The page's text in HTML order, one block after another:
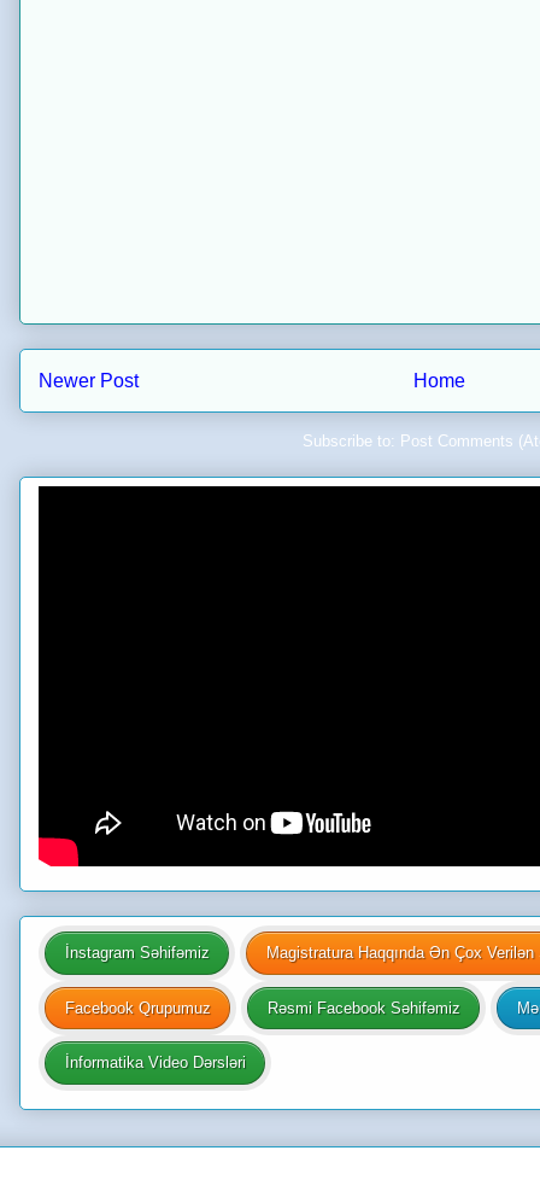
Newer Post Home
Subscribe to: Post Comments
İnstagram Səhifəmiz Magistratura Haqqında Ən Çox Verilən
Facebook Qrupumuz Rəsmi Facebook Səhifəmiz
İnformatika Video Dərsləri